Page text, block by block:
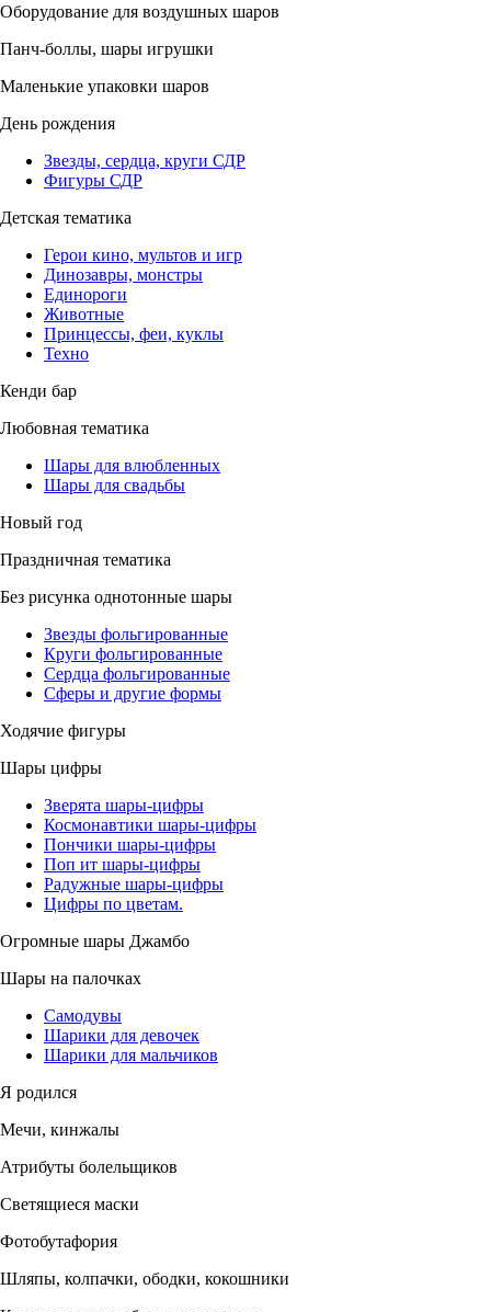
Оборудование для воздушных шаров
Панч-боллы, шары игрушки
Маленькие упаковки шаров
День рождения
Звезды, сердца, круги СДР
Фигуры СДР
Детская тематика
Герои кино, мультов и игр
Динозавры, монстры
Единороги
Животные
Принцессы, феи, куклы
Техно
Кенди бар
Любовная тематика
Шары для влюбленных
Шары для свадьбы
Новый год
Праздничная тематика
Без рисунка однотонные шары
Звезды фольгированные
Круги фольгированные
Сердца фольгированные
Сферы и другие формы
Ходячие фигуры
Шары цифры
Зверята шары-цифры
Космонавтики шары-цифры
Пончики шары-цифры
Поп ит шары-цифры
Радужные шары-цифры
Цифры по цветам.
Огромные шары Джамбо
Шары на палочках
Самодувы
Шарики для девочек
Шарики для мальчиков
Я родился
Мечи, кинжалы
Атрибуты болельщиков
Светящиеся маски
Фотобутафория
Шляпы, колпачки, ободки, кокошники